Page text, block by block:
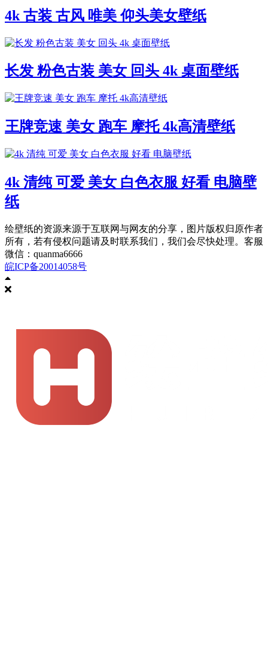
4k 古装 古风 唯美 仰头美女壁纸
长发 粉色古装 美女 回头 4k 桌面壁纸
王牌竞速 美女 跑车 摩托 4k高清壁纸
4k 清纯 可爱 美女 白色衣服 好看 电脑壁
纸
绘壁纸的资源来源于互联网与网友的分享，图片版权归原作者
所有，若有侵权问题请及时联系我们，我们会尽快处理。客服
微信：quanma6666
皖ICP备20014058号